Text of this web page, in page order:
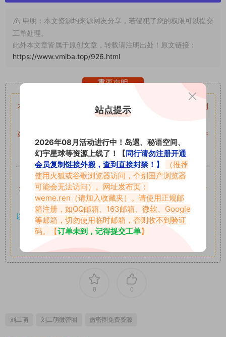
申明：本文资源均来源网友分享，若侵犯了您的权限可以提交
工单处理。
此外本文章皆属于原创文章，转载请注明出处！原文链接：
https://www.vmiba.top/926.html
重要声明
本站资源均来自网络分享，如有侵犯你的权益请私信留言
收到
站内资源为网友个人学习或测试研究使用，未经原版权作者许
可,禁止用于任何商业途径！请在下载24小时内删除！
如果遇到付费才可获取的素材，建议升级对应的VIP。
全站付费素材可提供补档服务“均有备份 ”，
素材以主流网盘分
享。
以7z、7z分卷格式压缩，解压应下载对应的软件操作，
7-zip；安卓：zarchiver；苹果：解压专家
0 0
刘二萌 刘二萌微密圈 微密圈免费资源
站点提示
2026年08月活动进行中！岛遇、秘语空间、
幻宇星球等资源上线了！【同行请勿注册开通
会员复制链接外搬，查到直接封禁！】
（推荐
使用火狐或谷歌浏览器访问，个别国产浏览器
可能会无法访问）。网址发布页：
weme.ren （请加入收藏夹）。请使用正规邮
箱注册，如QQ邮箱、163邮箱、微软、Google
等邮箱，切勿使用临时邮箱，否则收不到验证
码。【订单未到，记得提交工单】